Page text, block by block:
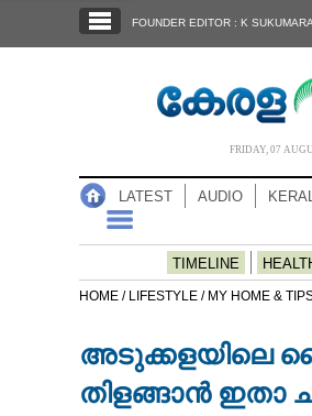
NOTIFIED NEWS
NEWS 360
FOUNDER EDITOR : K
FRIDAY, 07
LATEST AUDIO
TIMELINE
HOME / LIFESTYLE / MY HOME &
അടുക്കളയിലെ
തിളങ്ങാന്‍ ഇതാ